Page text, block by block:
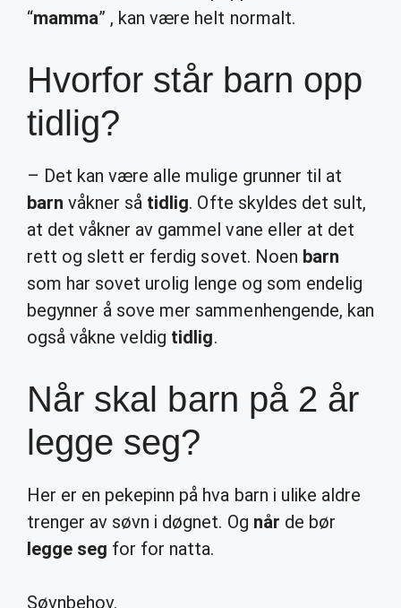
“mamma” , kan være helt normalt.
Hvorfor står barn opp
tidlig?
– Det kan være alle mulige grunner til at
barn våkner så tidlig. Ofte skyldes det sult,
at det våkner av gammel vane eller at det
rett og slett er ferdig sovet. Noen barn
som har sovet urolig lenge og som endelig
begynner å sove mer sammenhengende, kan
også våkne veldig tidlig.
Når skal barn på 2 år
legge seg?
Her er en pekepinn på hva barn i ulike aldre
trenger av søvn i døgnet. Og når de bør
legge seg for for natta.
Søvnbehov.